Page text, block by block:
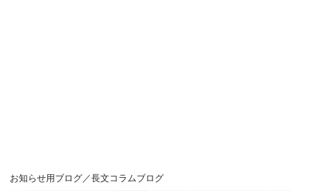
お知らせ用ブログ／長文コラムブログ